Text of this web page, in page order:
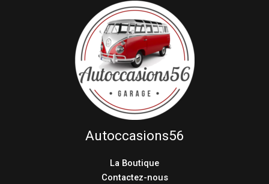
Autoccasions56
La Boutique
Contactez-nous